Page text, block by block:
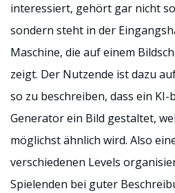
interessiert, gehört gar nicht
sondern steht in der
Maschine, die auf einem
zeigt. Der Nutzende ist dazu
so zu beschreiben, dass ein
Generator ein Bild gestaltet,
möglichst ähnlich wird. Also
verschiedenen Levels
Spielenden bei guter